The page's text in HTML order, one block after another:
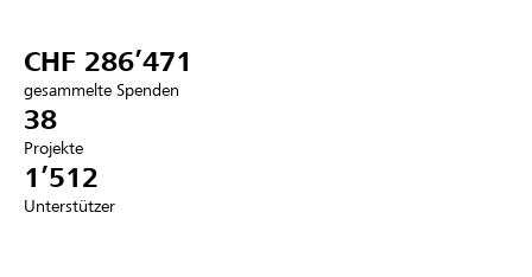
Anmelden
CHF 286’471
gesammelte Spenden
38
Projekte
1’512
Unterstützer